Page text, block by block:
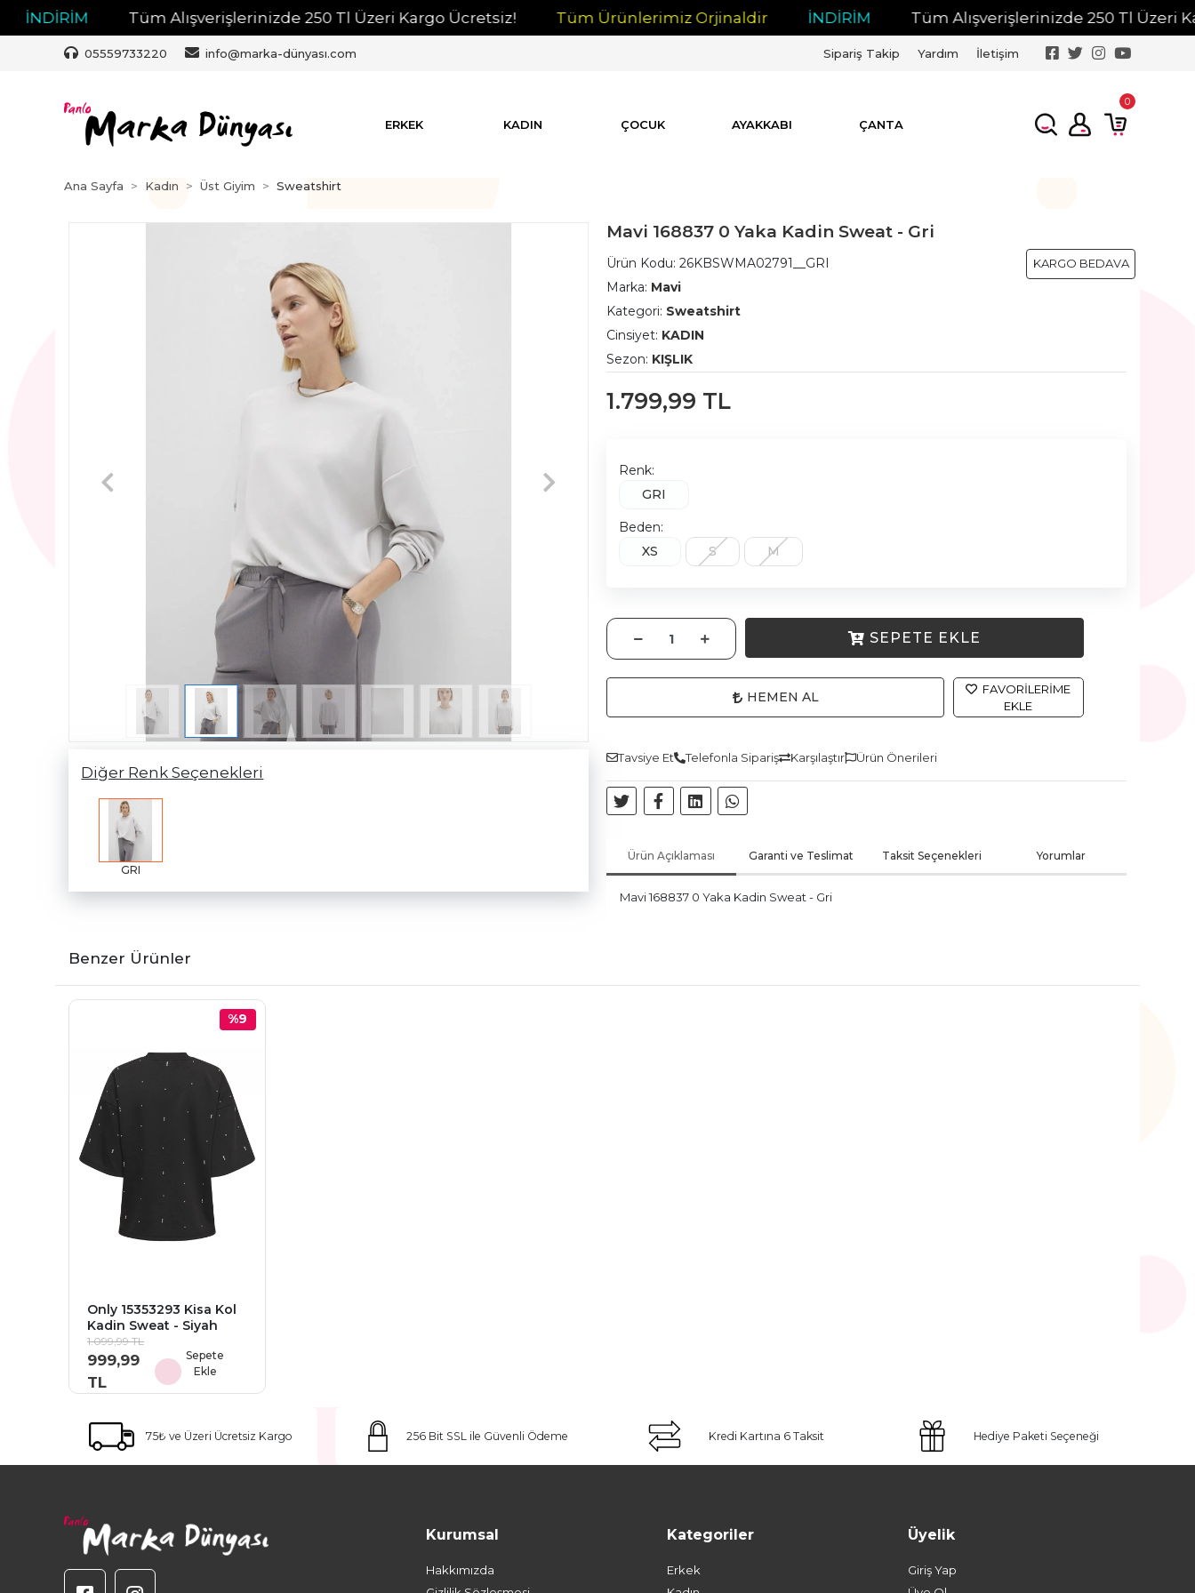
Tüm Alışverişlerinizde 250 Tl Üzeri Kargo Ücretsiz! Tüm Ürünlerimiz Orjinaldir İNDİRİM Tüm Alışverişlerinizde 250 Tl Üzeri
05559733220 info@marka-dünyası.com Sipariş Takip Yardım İletişim
ERKEK KADIN ÇOCUK AYAKKABI ÇANTA
0
Ana Sayfa Kadın Üst Giyim Sweatshirt
Diğer Renk Seçenekleri
GRI
Mavi 168837 0 Yaka Kadin Sweat - Gri
KARGO BEDAVA
Ürün Kodu: 26KBSWMA02791__GRI
Marka: Mavi
Kategori: Sweatshirt
Cinsiyet: KADIN
Sezon: KIŞLIK
1.799,99 TL
Renk:
GRI
Beden:
XS
S M
SEPETE EKLE
HEMEN AL
FAVORILERIME
EKLE
Tavsiye Et Telefonla Sipariş Karşılaştır Ürün Önerileri
Ürün Açıklaması Garanti ve Teslimat Taksit Seçenekleri Yorumlar
Mavi 168837 0 Yaka Kadin Sweat - Gri
Benzer Ürünler
%9
Only 15353293 Kisa Kol
Kadin Sweat - Siyah
1.099,99 TL
999,99
TL
Sepete
Ekle
75₺ ve Üzeri Ücretsiz Kargo 256 Bit SSL ile Güvenli Ödeme Kredi Kartına 6 Taksit Hediye Paketi Seçeneği
Kurumsal
Hakkımızda
Kategoriler
Erkek
Üyelik
Giriş Yap